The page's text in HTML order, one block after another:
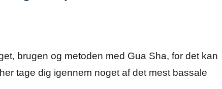
brugen og metoden med Gua Sha, for det kan
tage dig igennem noget af det mest bassale